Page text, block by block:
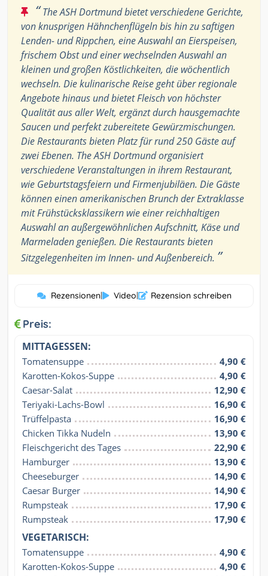
“The ASH Dortmund bietet verschiedene Gerichte,
von knusprigen Hähnchenflügeln bis hin zu saftigen
Lenden- und Rippchen, eine Auswahl an Eierspeisen,
frischem Obst und einer wechselnden Auswahl an
kleinen und großen Köstlichkeiten, die wöchentlich
wechseln. Die kulinarische Reise geht über regionale
Angebote hinaus und bietet Fleisch von höchster
Qualität aus aller Welt, ergänzt durch hausgemachte
Saucen und perfekt zubereitete Gewürzmischungen.
Die Restaurants bieten Platz für rund 250 Gäste auf
zwei Ebenen. The ASH Dortmund organisiert
verschiedene Veranstaltungen in ihrem Restaurant,
wie Geburtstagsfeiern und Firmenjubiläen. Die Gäste
können einen amerikanischen Brunch der Extraklasse
mit Frühstücksklassikern wie einer reichhaltigen
Auswahl an außergewöhnlichen Aufschnitt, Käse und
Marmeladen genießen. Die Restaurants bieten
Sitzgelegenheiten im Innen- und Außenbereich. ”
Rezensionen| Video| Rezension schreiben
Preis:
MITTAGESSEN:
Tomatensuppe
4,90 €
Karotten-Kokos-Suppe
4,90 €
Caesar-Salat
12,90 €
Teriyaki-Lachs-Bowl
16,90 €
Trüffelpasta
16,90 €
Chicken Tikka Nudeln
13,90 €
Fleischgericht des Tages
22,90 €
Hamburger
13,90 €
Cheeseburger
14,90 €
Caesar Burger
14,90 €
Rumpsteak
17,90 €
Rumpsteak
17,90 €
VEGETARISCH:
Tomatensuppe
4,90 €
Karotten-Kokos-Suppe
4,90 €